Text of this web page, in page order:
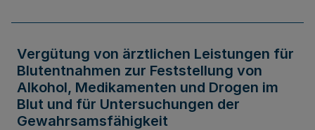
Vergütung von ärztlichen Leistungen für
Blutentnahmen zur Feststellung von
Alkohol, Medikamenten und Drogen im
Blut und für Untersuchungen der
Gewahrsamsfähigkeit